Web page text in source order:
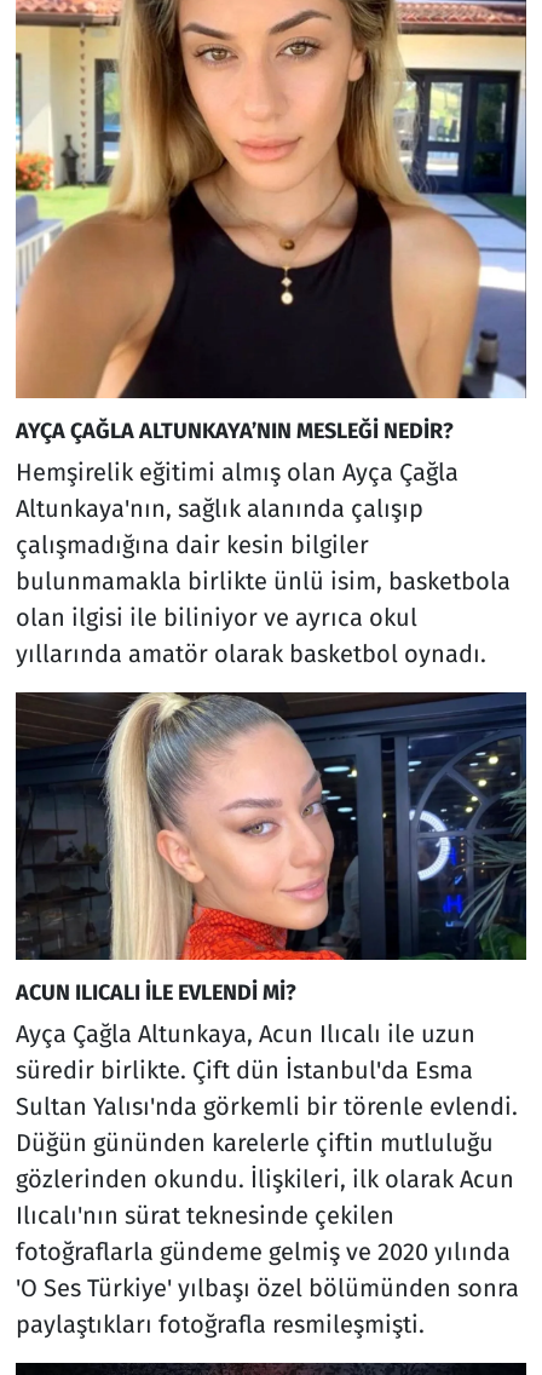
AYÇA ÇAĞLA ALTUNKAYA’NIN MESLEĞİ NEDİR?
Hemşirelik eğitimi almış olan Ayça Çağla
Altunkaya'nın, sağlık alanında çalışıp
çalışmadığına dair kesin bilgiler
bulunmamakla birlikte ünlü isim, basketbola
olan ilgisi ile biliniyor ve ayrıca okul
yıllarında amatör olarak basketbol oynadı.
ACUN ILICALI İLE EVLENDİ Mİ?
Ayça Çağla Altunkaya, Acun Ilıcalı ile uzun
süredir birlikte. Çift dün İstanbul'da Esma
Sultan Yalısı'nda görkemli bir törenle evlendi.
Düğün gününden karelerle çiftin mutluluğu
gözlerinden okundu. İlişkileri, ilk olarak Acun
Ilıcalı'nın sürat teknesinde çekilen
fotoğraflarla gündeme gelmiş ve 2020 yılında
'O Ses Türkiye' yılbaşı özel bölümünden sonra
paylaştıkları fotoğrafla resmileşmişti.